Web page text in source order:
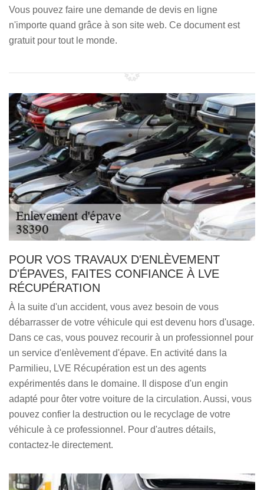
Vous pouvez faire une demande de devis en ligne
n'importe quand grâce à son site web. Ce document est
gratuit pour tout le monde.
POUR VOS TRAVAUX D'ENLÈVEMENT
D'ÉPAVES, FAITES CONFIANCE À LVE
RÉCUPÉRATION
À la suite d'un accident, vous avez besoin de vous
débarrasser de votre véhicule qui est devenu hors d'usage.
Dans ce cas, vous pouvez recourir à un professionnel pour
un service d'enlèvement d'épave. En activité dans la
Parmilieu, LVE Récupération est un des agents
expérimentés dans le domaine. Il dispose d'un engin
adapté pour ôter votre voiture de la circulation. Aussi, vous
pouvez confier la destruction ou le recyclage de votre
véhicule à ce professionnel. Pour d'autres détails,
contactez-le directement.